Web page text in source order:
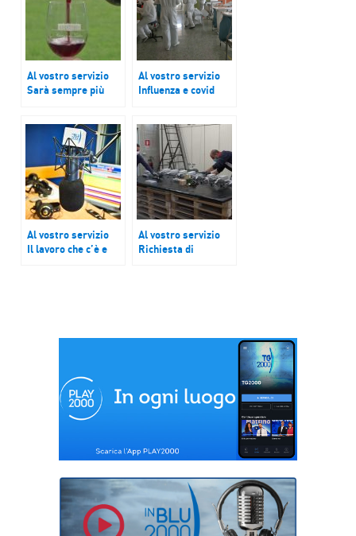
Al vostro servizio
Sarà sempre più
Al vostro servizio
Influenza e covid
Al vostro servizio
Il lavoro che c’è e
Al vostro servizio
Richiesta di